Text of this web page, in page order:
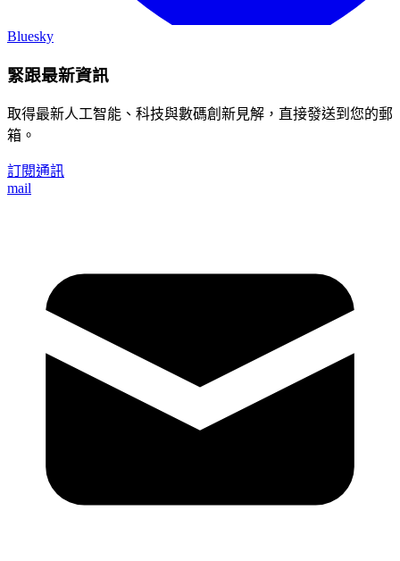
Bluesky
緊跟最新資訊
取得最新人工智能、科技與數碼創新見解，直接發送到您的郵
箱。
訂閱通訊
mail